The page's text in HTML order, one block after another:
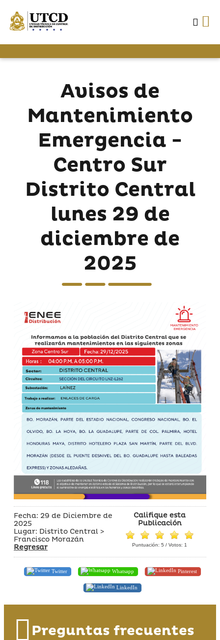
Avisos de
Mantenimiento
Emergencia -
Centro Sur
Distrito Central
lunes 29 de
diciembre de
2025
Fecha: 29 de Diciembre de
2025
Lugar: Distrito Central >
Francisco Morazán
Regresar
Califique esta
Publicación
Puntuación: 5 / Votos: 1
Twitter Whatsapp Pinterest
LinkedIn
Preguntas frecuentes